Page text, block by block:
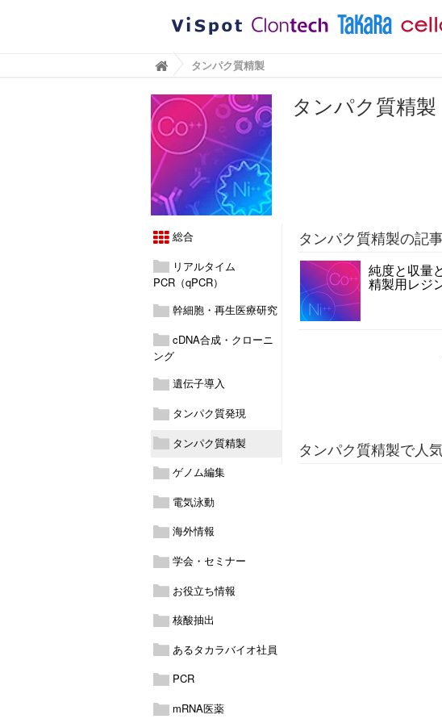
BioViewブログ｜タカラバイオ株式会社
タンパク質精製
タンパク質精製
総合
リアルタイム
PCR（qPCR）
幹細胞・再生医療研究
cDNA合成・クローニ
ング
遺伝子導入
タンパク質発現
タンパク質精製
ゲノム編集
電気泳動
海外情報
学会・セミナー
お役立ち情報
核酸抽出
あるタカラバイオ社員
PCR
mRNA医薬
タンパク質精製の記
純度と収量
精製用レジ
タンパク質精製で人